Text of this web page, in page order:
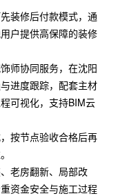
装修后付款模式，通
户提供高保障的装修
师协同服务，在沈阳
进度跟踪，配套主材
可视化，支持BIM云
按节点验收合格后再
老房翻新、局部改
资金安全与施工过程